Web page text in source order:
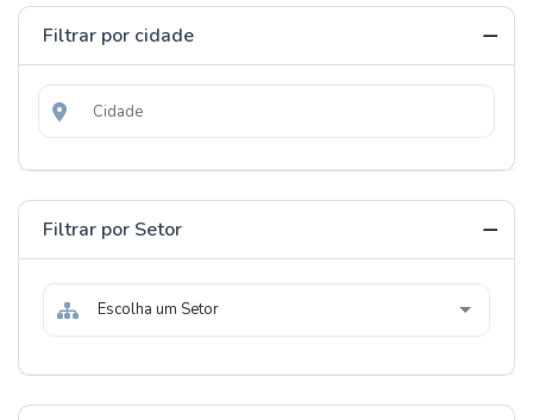
Filtrar por cidade
Filtrar por Setor
Escolha um Setor